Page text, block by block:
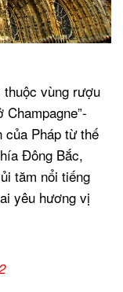
vùng rượu
của Pháp từ thế
Đông Bắc,
tăm nổi tiếng
yêu hương vị